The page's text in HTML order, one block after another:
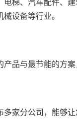
设备等行业。
与最节能的方案
分公司，能够让